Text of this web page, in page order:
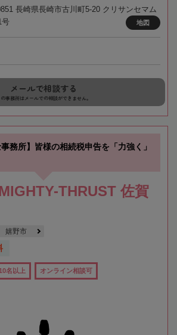
長崎県長崎市古川町5-20 クリサンセマム
号
地図
メールで相談する
の事務所はメールでの相談ができません。
事務所】皆様の相続税申告を「力強く」
THRUST 佐賀
嬉野市
名以上 オンライン相談可